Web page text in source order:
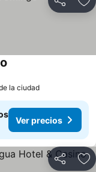
Compartir
la ciudad
Ver precios
Compartir